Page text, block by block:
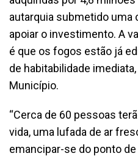
autarquia submetido uma
apoiar o investimento. A
é que os fogos estão já
de habitabilidade
Município.
“Cerca de 60 pessoas
vida, uma lufada de ar
emancipar-se do ponto